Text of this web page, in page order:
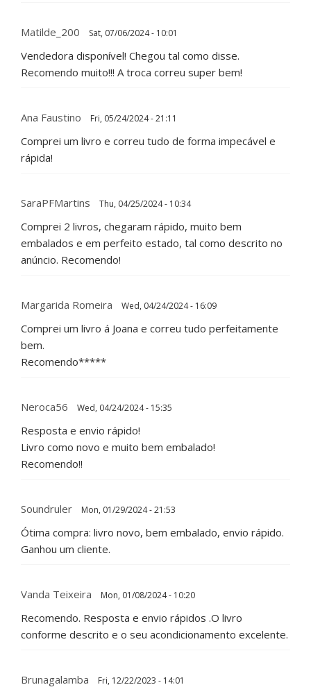
Matilde_200 Sat, 07/06/2024 - 10:01
Vendedora disponível! Chegou tal como disse.
Recomendo muito!!! A troca correu super bem!
Ana Faustino Fri, 05/24/2024 - 21:11
Comprei um livro e correu tudo de forma impecável e
rápida!
SaraPFMartins Thu, 04/25/2024 - 10:34
Comprei 2 livros, chegaram rápido, muito bem
embalados e em perfeito estado, tal como descrito no
anúncio. Recomendo!
Margarida Romeira Wed, 04/24/2024 - 16:09
Comprei um livro á Joana e correu tudo perfeitamente
bem.
Recomendo*****
Neroca56 Wed, 04/24/2024 - 15:35
Resposta e envio rápido!
Livro como novo e muito bem embalado!
Recomendo!!
Soundruler Mon, 01/29/2024 - 21:53
Ótima compra: livro novo, bem embalado, envio rápido.
Ganhou um cliente.
Vanda Teixeira Mon, 01/08/2024 - 10:20
Recomendo. Resposta e envio rápidos .O livro
conforme descrito e o seu acondicionamento excelente.
Brunagalamba Fri, 12/22/2023 - 14:01